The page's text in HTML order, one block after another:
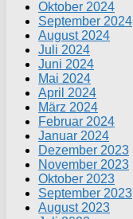
Oktober 2024
September 2024
August 2024
Juli 2024
Juni 2024
Mai 2024
April 2024
März 2024
Februar 2024
Januar 2024
Dezember 2023
November 2023
Oktober 2023
September 2023
August 2023